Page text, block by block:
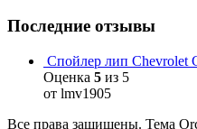
Последние отзывы
Спойлер лип Chevrolet
Оценка 5 из 5
от lmv1905
Все права защищены. Тема